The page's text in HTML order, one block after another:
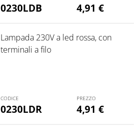
0230LDB 4,91 €
0230LDR
Lampada 230V a led rossa, con
terminali a filo
4,91 €